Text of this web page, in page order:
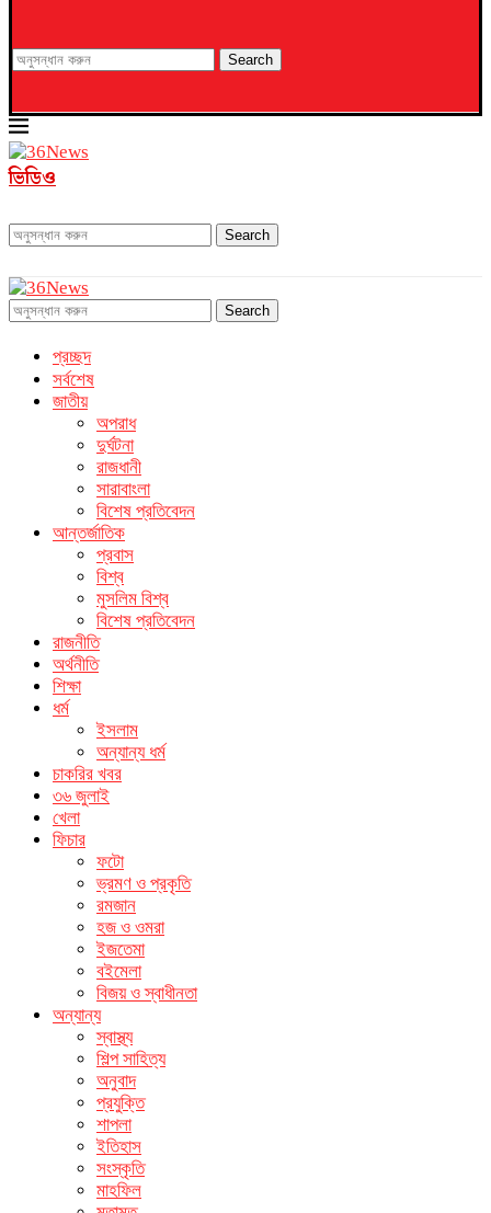
Search
ভিডিও
Search
Search
প্রচ্ছদ
সর্বশেষ
জাতীয়
অপরাধ
দুর্ঘটনা
রাজধানী
সারাবাংলা
বিশেষ প্রতিবেদন
আন্তর্জাতিক
প্রবাস
বিশ্ব
মুসলিম বিশ্ব
বিশেষ প্রতিবেদন
রাজনীতি
অর্থনীতি
শিক্ষা
ধর্ম
ইসলাম
অন্যান্য ধর্ম
চাকরির খবর
৩৬ জুলাই
খেলা
ফিচার
ফটো
ভ্রমণ ও প্রকৃতি
রমজান
হজ ও ওমরা
ইজতেমা
বইমেলা
বিজয় ও স্বাধীনতা
অন্যান্য
স্বাস্থ্য
শিল্প সাহিত্য
অনুবাদ
প্রযুক্তি
শাপলা
ইতিহাস
সংস্কৃতি
মাহফিল